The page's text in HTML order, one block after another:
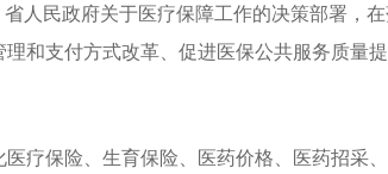
民政府关于医疗保障工作的决策部署，
和支付方式改革、促进医保公共服务质量
保险、生育保险、医药价格、医药招采